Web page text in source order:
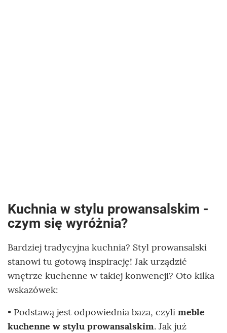
Kuchnia w stylu prowansalskim -
czym się wyróżnia?
Bardziej tradycyjna kuchnia? Styl prowansalski
stanowi tu gotową inspirację! Jak urządzić
wnętrze kuchenne w takiej konwencji? Oto kilka
wskazówek:
• Podstawą jest odpowiednia baza, czyli meble
kuchenne w stylu prowansalskim. Jak już